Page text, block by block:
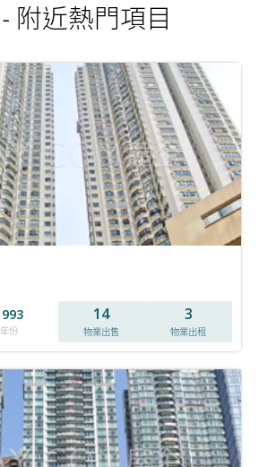
附近熱門項目
年份
14
物業出售
3
物業出租